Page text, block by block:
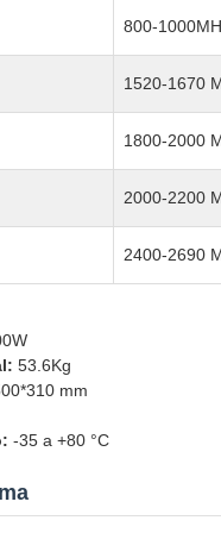
800-
1520-1670
1800-2000
2000-2200
2400-2690
53.6Kg
mm
-35 a +80 °C